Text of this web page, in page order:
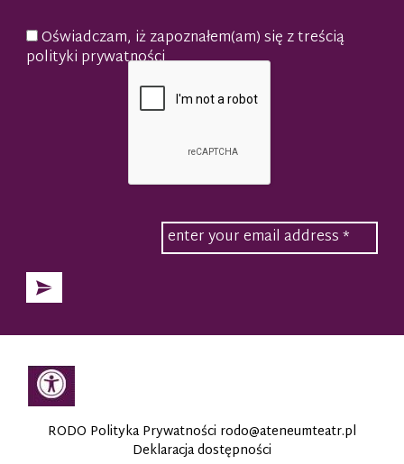
Oświadczam, iż zapoznałem(am) się z treścią
polityki prywatności
RODO Polityka Prywatności rodo@ateneumteatr.pl
Deklaracja dostępności